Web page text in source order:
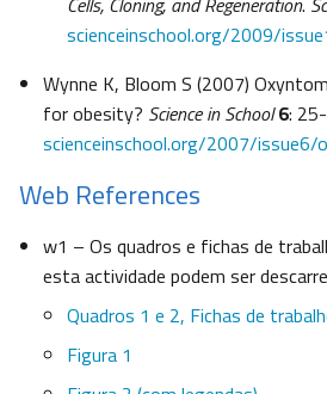
scienceinschool.org/2009/
Wynne K, Bloom S (2007)
for obesity? Science in School 6:
scienceinschool.org/2007/issue6/
Web References
w1 – Os quadros e fichas de
esta actividade podem ser
Quadros 1 e 2, Fichas de
Figura 1